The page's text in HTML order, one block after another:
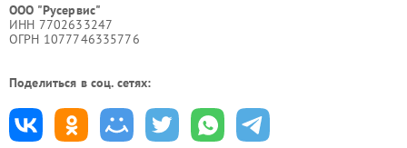
ООО "Русервис"
ИНН 7702633247
ОГРН 1077746335776
Поделиться в соц. сетях: